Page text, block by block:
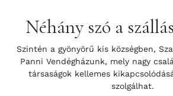
Néhány szó a
Szintén a gyönyörű kis községben,
Panni Vendégházunk, mely nagy
társaságok kellemes
szolgálhat.